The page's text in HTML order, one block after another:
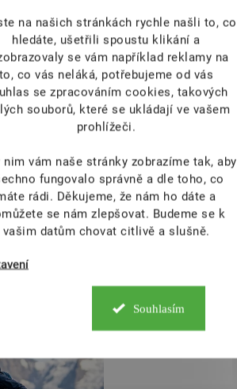
na našich stránkách rychle našli to, co
hledáte, ušetřili spoustu klikání a
se vám například reklamy na
to, co vás neláká, potřebujeme od vás
se zpracováním cookies, takových
souborů, které se ukládají ve vašem
prohlížeči.
nim vám naše stránky zobrazíme tak, aby
fungovalo správně a dle toho, co
rádi. Děkujeme, že nám ho dáte a
se nám zlepšovat. Budeme se k
vašim datům chovat citlivě a slušně.
Souhlasím
denní dávka pro
včelí vosk),
beta-karoten), L-